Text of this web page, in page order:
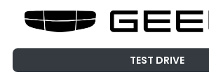
TEST DRIVE